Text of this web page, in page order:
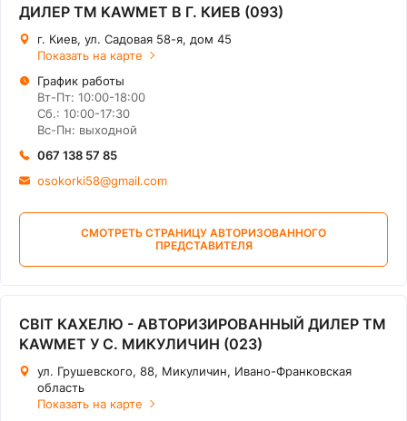
ДИЛЕР ТМ KAWMET В Г. КИЕВ (093)
г. Киев, ул. Садовая 58-я, дом 45
Показать на карте
График работы
Вт-Пт: 10:00-18:00
Сб.: 10:00-17:30
Вс-Пн: выходной
067 138 57 85
osokorki58@gmail.com
СМОТРЕТЬ СТРАНИЦУ АВТОРИЗОВАННОГО
ПРЕДСТАВИТЕЛЯ
СВІТ КАХЕЛЮ - АВТОРИЗИРОВАННЫЙ ДИЛЕР ТМ
KAWMET У С. МИКУЛИЧИН (023)
ул. Грушевского, 88, Микуличин, Ивано-Франковская
область
Показать на карте